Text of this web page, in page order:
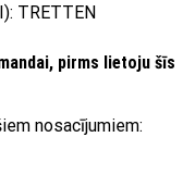
TRETTEN
pirms lietoju šīs
nosacījumiem: